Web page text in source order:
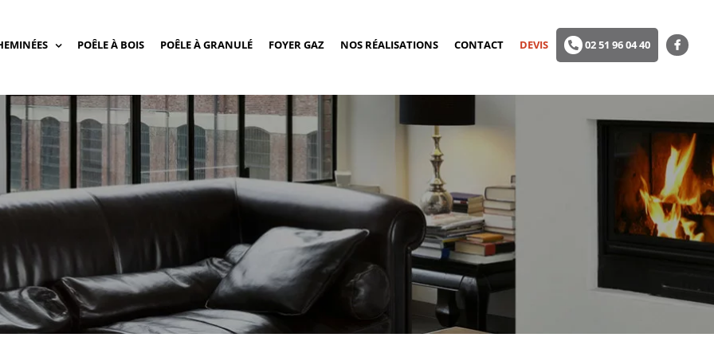
POÊLE À BOIS POÊLE À GRANULÉ FOYER GAZ NOS RÉALISATIONS CONTACT DEVIS 02 51 96 04 40